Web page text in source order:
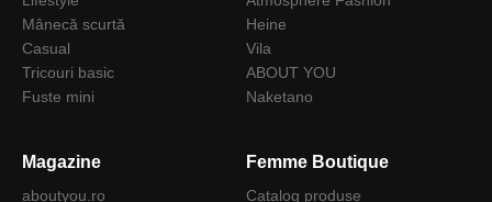
Mânecă scurtă
Casual
Tricouri basic
Fuste mini
Heine
Vila
ABOUT YOU
Naketano
Magazine
aboutyou.ro
Femme Boutique
Catalog produse